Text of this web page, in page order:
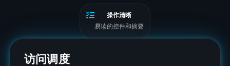
操作清晰
易读的控件和摘要
访问调度